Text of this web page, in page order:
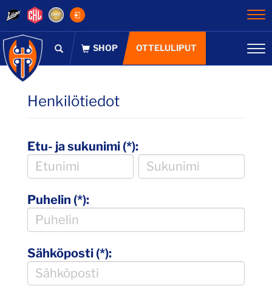
OTTELULIPUT
Henkilötiedot
Etu- ja sukunimi (*):
Puhelin (*):
Sähköposti (*):